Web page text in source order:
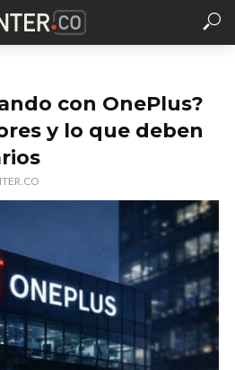
con OnePlus?
y lo que deben